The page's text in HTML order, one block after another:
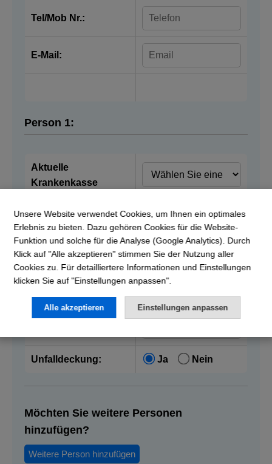
Tel/Mob Nr.:
E-Mail:
Person 1:
Aktuelle
Krankenkasse
Vorname:
Nachname:
Unfalldeckung: Ja Nein
Möchten Sie weitere Personen
hinzufügen?
Weitere Person hinzufügen
Unsere Website verwendet Cookies, um Ihnen ein optimales
Erlebnis zu bieten. Dazu gehören Cookies für die Website-
Funktion und solche für die Analyse (Google Analytics). Durch
Klick auf "Alle akzeptieren" stimmen Sie der Nutzung aller
Cookies zu. Für detailliertere Informationen und Einstellungen
klicken Sie auf "Einstellungen anpassen".
Alle akzeptieren Einstellungen anpassen